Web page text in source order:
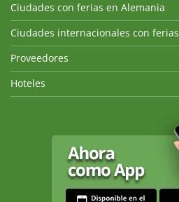
Ciudades con ferias en Alemania
Ciudades internacionales con ferias
Proveedores
Hoteles